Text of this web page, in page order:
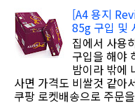
[A4 용지
85g 구입 및
집에서 사용
구입을 해야
밤이라 밖에
사면 가격도 비쌀것 같아
쿠팡 로켓배송으로 주문